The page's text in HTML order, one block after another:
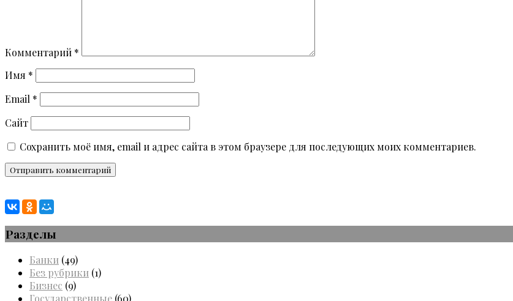
Комментарий *
Имя *
Email *
Сайт
Сохранить моё имя, email и адрес сайта в этом браузере для последующих моих комментариев.
Разделы
Банки (49)
Без рубрики (1)
Бизнес (9)